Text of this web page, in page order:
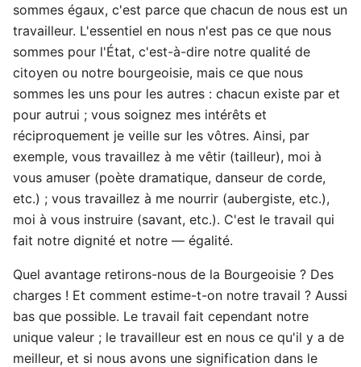
sommes égaux, c'est parce que chacun de nous est un
travailleur. L'essentiel en nous n'est pas ce que nous
sommes pour l'État, c'est-à-dire notre qualité de
citoyen ou notre bourgeoisie, mais ce que nous
sommes les uns pour les autres : chacun existe par et
pour autrui ; vous soignez mes intérêts et
réciproquement je veille sur les vôtres. Ainsi, par
exemple, vous travaillez à me vêtir (tailleur), moi à
vous amuser (poète dramatique, danseur de corde,
etc.) ; vous travaillez à me nourrir (aubergiste, etc.),
moi à vous instruire (savant, etc.). C'est le travail qui
fait notre dignité et notre — égalité.
Quel avantage retirons-nous de la Bourgeoisie ? Des
charges ! Et comment estime-t-on notre travail ? Aussi
bas que possible. Le travail fait cependant notre
unique valeur ; le travailleur est en nous ce qu'il y a de
meilleur, et si nous avons une signification dans le